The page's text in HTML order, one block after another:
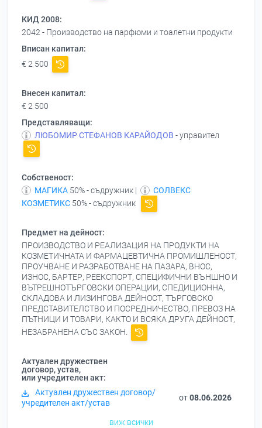
КИД 2008:
2042 - Производство на парфюми и тоалетни продукти
Вписан капитал:
€ 2 500
Внесен капитал:
€ 2 500
Представляващи:
ЛЮБОМИР СТЕФАНОВ КАРАЙОДОВ - управител
Собственост:
МАГИКА 50% - съдружник |
СОЛВЕКС
КОЗМЕТИКС 50% - съдружник
Предмет на дейност:
ПРОИЗВОДСТВО И РЕАЛИЗАЦИЯ НА ПРОДУКТИ НА
КОЗМЕТИЧНАТА И ФАРМАЦЕВТИЧНА ПРОМИШЛЕНОСТ,
ПРОУЧВАНЕ И РАЗРАБОТВАНЕ НА ПАЗАРА, ВНОС,
ИЗНОС, БАРТЕР, РЕЕКСПОРТ, СПЕЦИФИЧНИ ВЪНШНО И
ВЪТРЕШНОТЪРГОВСКИ ОПЕРАЦИИ, СПЕДИЦИОННА,
СКЛАДОВА И ЛИЗИНГОВА ДЕЙНОСТ, ТЪРГОВСКО
ПРЕДСТАВИТЕЛСТВО И ПОСРЕДНИЧЕСТВО, ПРЕВОЗ НА
ПЪТНИЦИ И ТОВАРИ, КАКТО И ВСЯКА ДРУГА ДЕЙНОСТ,
НЕЗАБРАНЕНА СЪС ЗАКОН.
Актуален дружествен
договор, устав,
или учредителен акт:
Актуален дружествен договор/
учредителен акт/устав
от08.06.2026
виж всички